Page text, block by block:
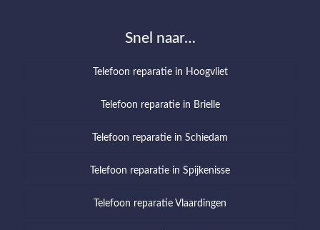
Snel naar…
Telefoon reparatie in Hoogvliet
Telefoon reparatie in Brielle
Telefoon reparatie in Schiedam
Telefoon reparatie in Spijkenisse
Telefoon reparatie Vlaardingen